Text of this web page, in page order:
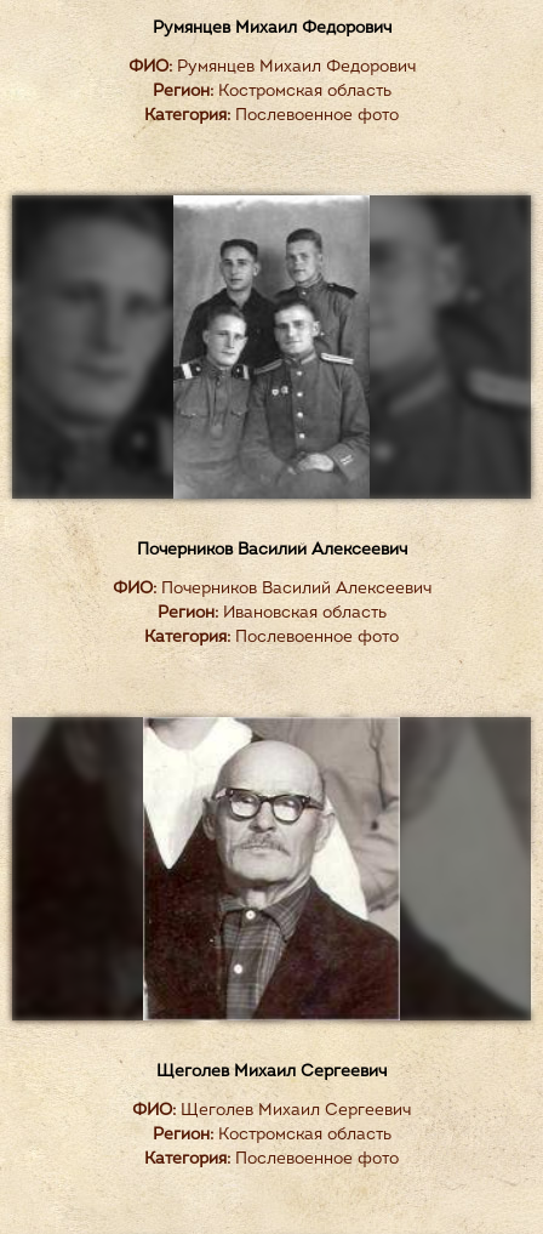
Румянцев Михаил Федорович
ФИО:Румянцев Михаил Федорович
Регион:Костромская область
Категория: Послевоенное фото
Почерников Василий Алексеевич
ФИО:Почерников Василий Алексеевич
Регион:Ивановская область
Категория: Послевоенное фото
Щеголев Михаил Сергеевич
ФИО:Щеголев Михаил Сергеевич
Регион:Костромская область
Категория: Послевоенное фото